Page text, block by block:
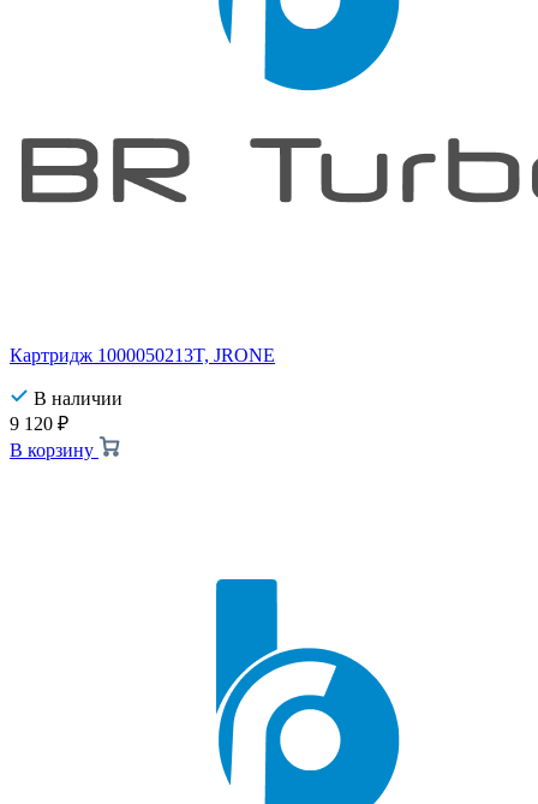
Картридж 1000050213T, JRONE
В наличии
9 120 ₽
В корзину